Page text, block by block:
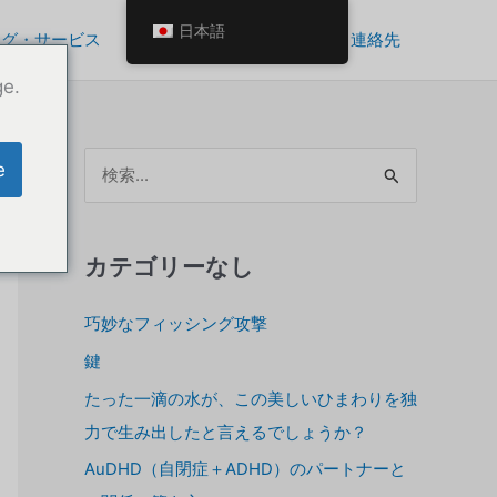
・サービス 自分を成長させるツール 連絡先
イ
ス
カテゴリーなし
巧妙なフィッシング攻撃
鍵
たった一滴の水が、この美しいひまわりを独
力で生み出したと言えるでしょうか？
AuDHD（自閉症＋ADHD）のパートナーと
日本語